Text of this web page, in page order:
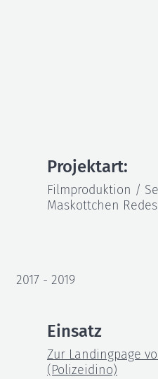
Projektart:
Filmproduktion /
Maskottchen
2017 - 2019
Einsatz
Zur Landingpage
(Polizeidino)